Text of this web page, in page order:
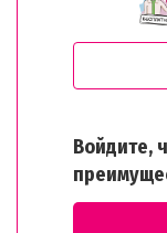
Войдите,